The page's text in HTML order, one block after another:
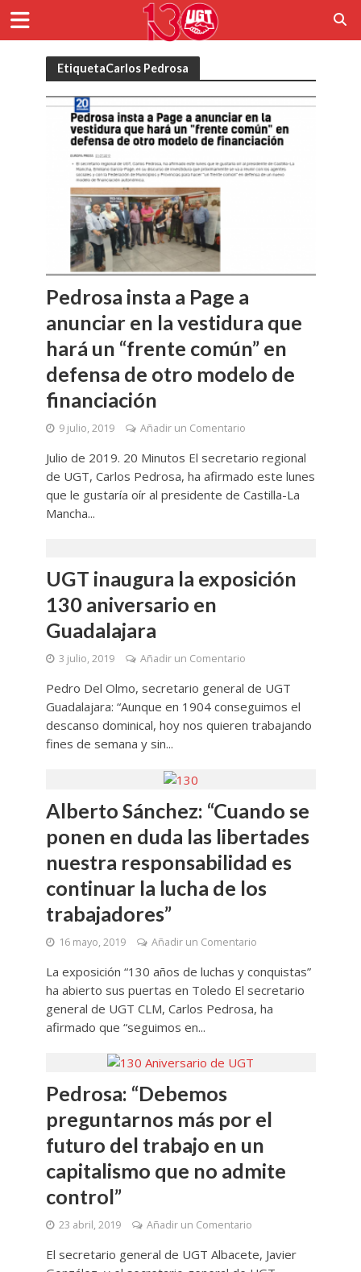
EtiquetaCarlos Pedrosa
Pedrosa insta a Page a
anunciar en la vestidura que
hará un “frente común” en
defensa de otro modelo de
financiación
9 julio, 2019 Añadir un Comentario
Julio de 2019. 20 Minutos El secretario regional
de UGT, Carlos Pedrosa, ha afirmado este lunes
que le gustaría oír al presidente de Castilla-La
Mancha...
UGT inaugura la exposición
130 aniversario en
Guadalajara
3 julio, 2019 Añadir un Comentario
Pedro Del Olmo, secretario general de UGT
Guadalajara: “Aunque en 1904 conseguimos el
descanso dominical, hoy nos quieren trabajando
fines de semana y sin...
Alberto Sánchez: “Cuando se
ponen en duda las libertades
nuestra responsabilidad es
continuar la lucha de los
trabajadores”
16 mayo, 2019 Añadir un Comentario
La exposición “130 años de luchas y conquistas”
ha abierto sus puertas en Toledo El secretario
general de UGT CLM, Carlos Pedrosa, ha
afirmado que “seguimos en...
Pedrosa: “Debemos
preguntarnos más por el
futuro del trabajo en un
capitalismo que no admite
control”
23 abril, 2019 Añadir un Comentario
El secretario general de UGT Albacete, Javier